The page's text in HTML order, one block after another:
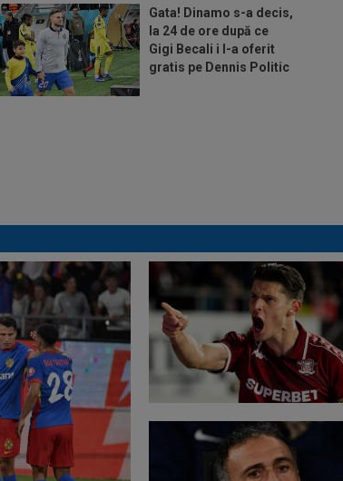
Gata! Dinamo s-a decis,
la 24 de ore după ce
Gigi Becali i l-a oferit
gratis pe Dennis Politic